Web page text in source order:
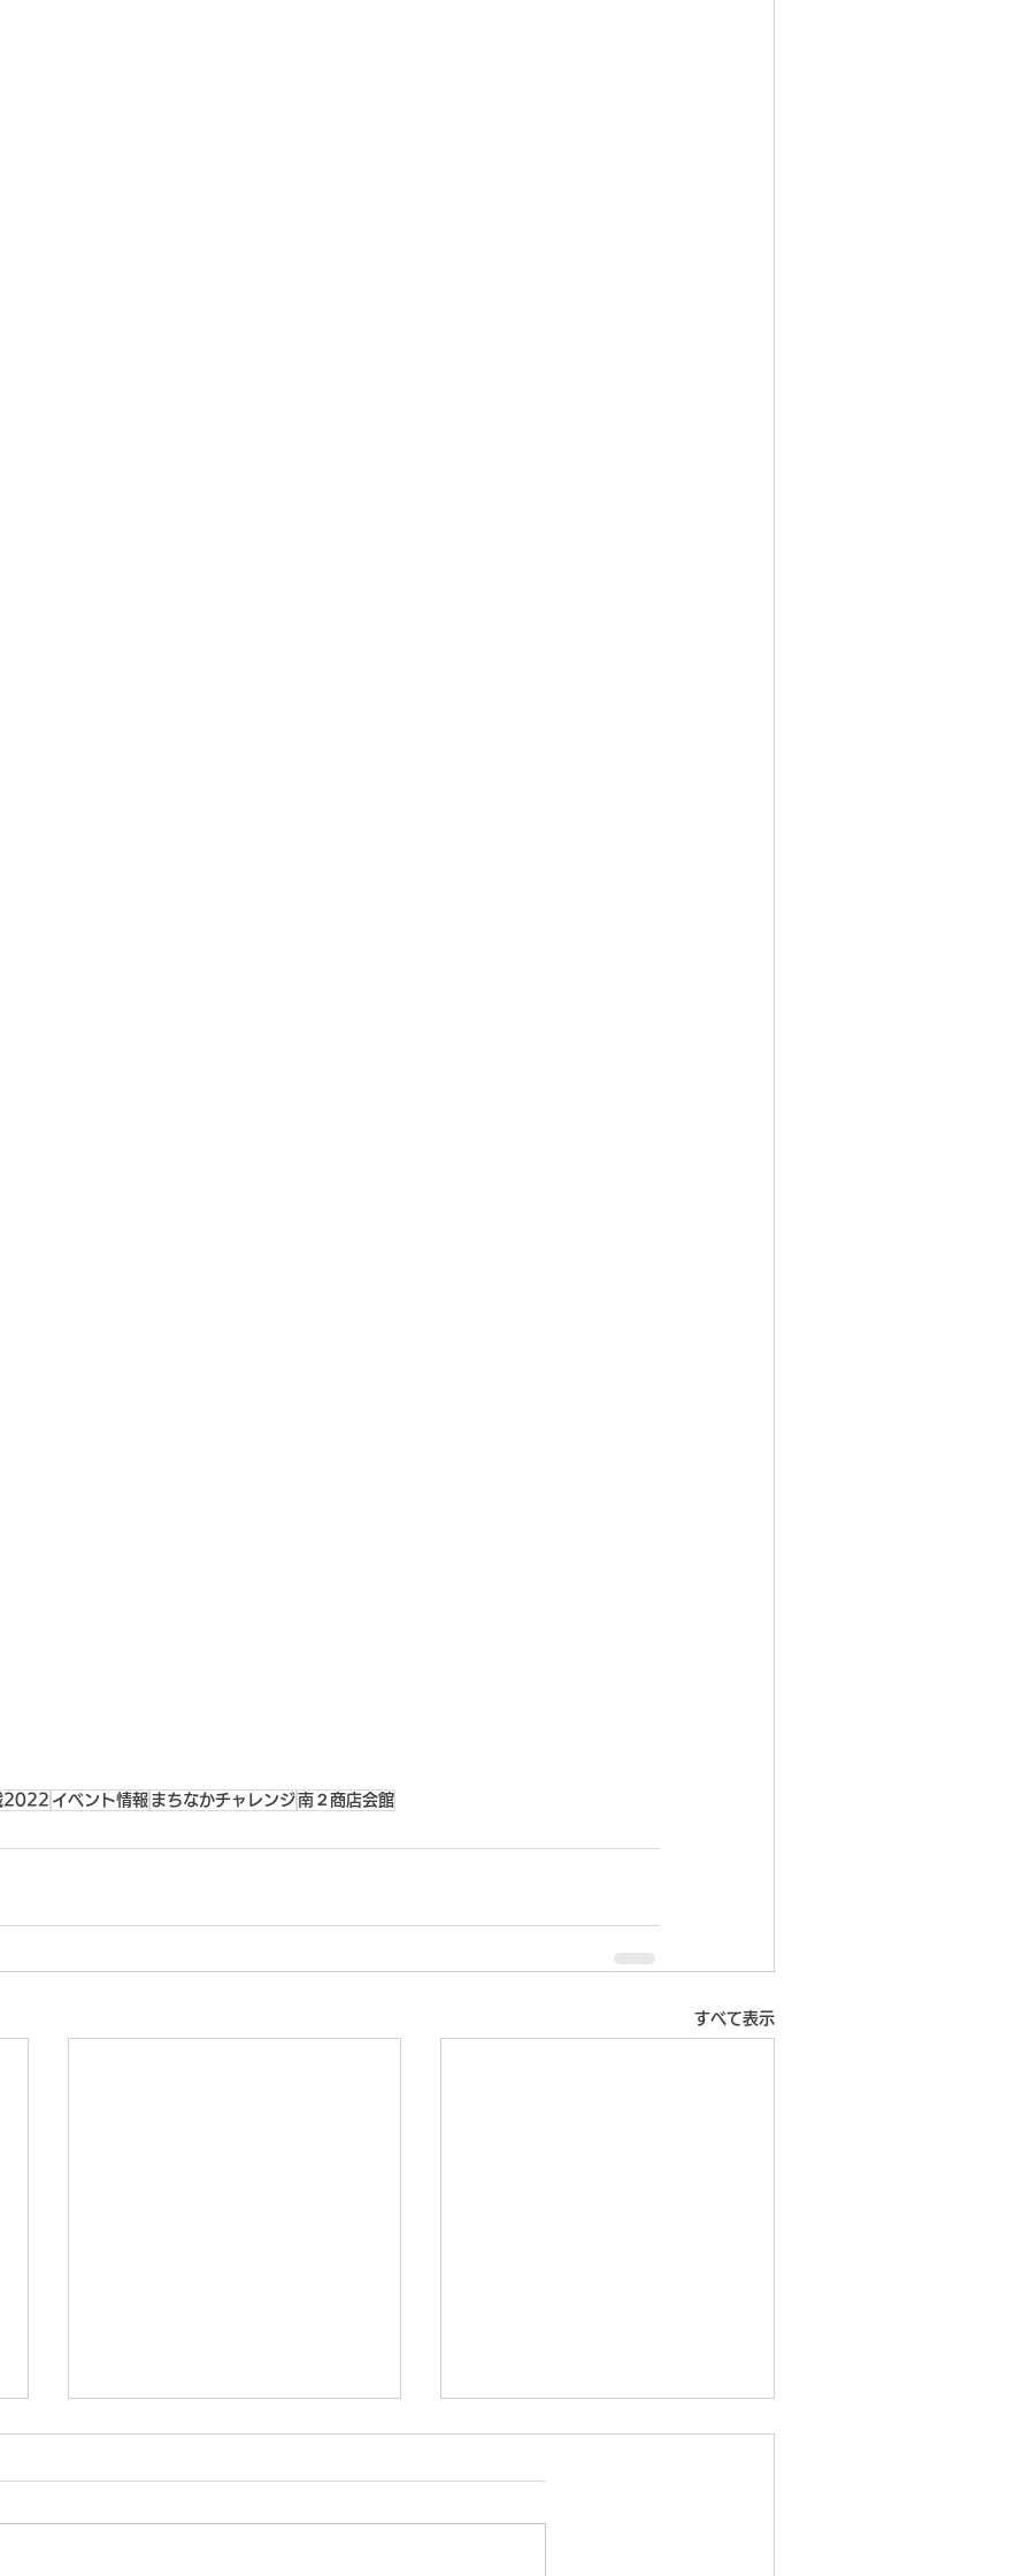
2022 イベント情報 まちなかチャレンジ南２商店会館
すべて表示